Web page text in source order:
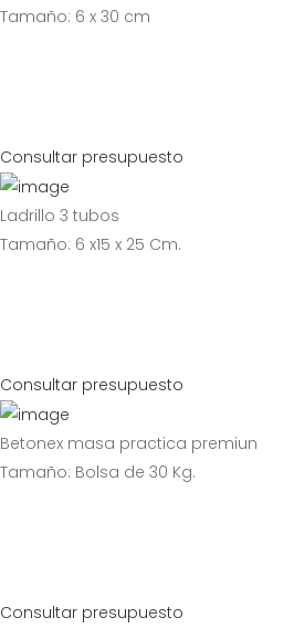
Tamaño: 6 x 30 cm
Consultar presupuesto
Ladrillo 3 tubos
Tamaño: 6 x15 x 25 Cm.
Consultar presupuesto
Betonex masa practica premiun
Tamaño: Bolsa de 30 Kg.
Consultar presupuesto